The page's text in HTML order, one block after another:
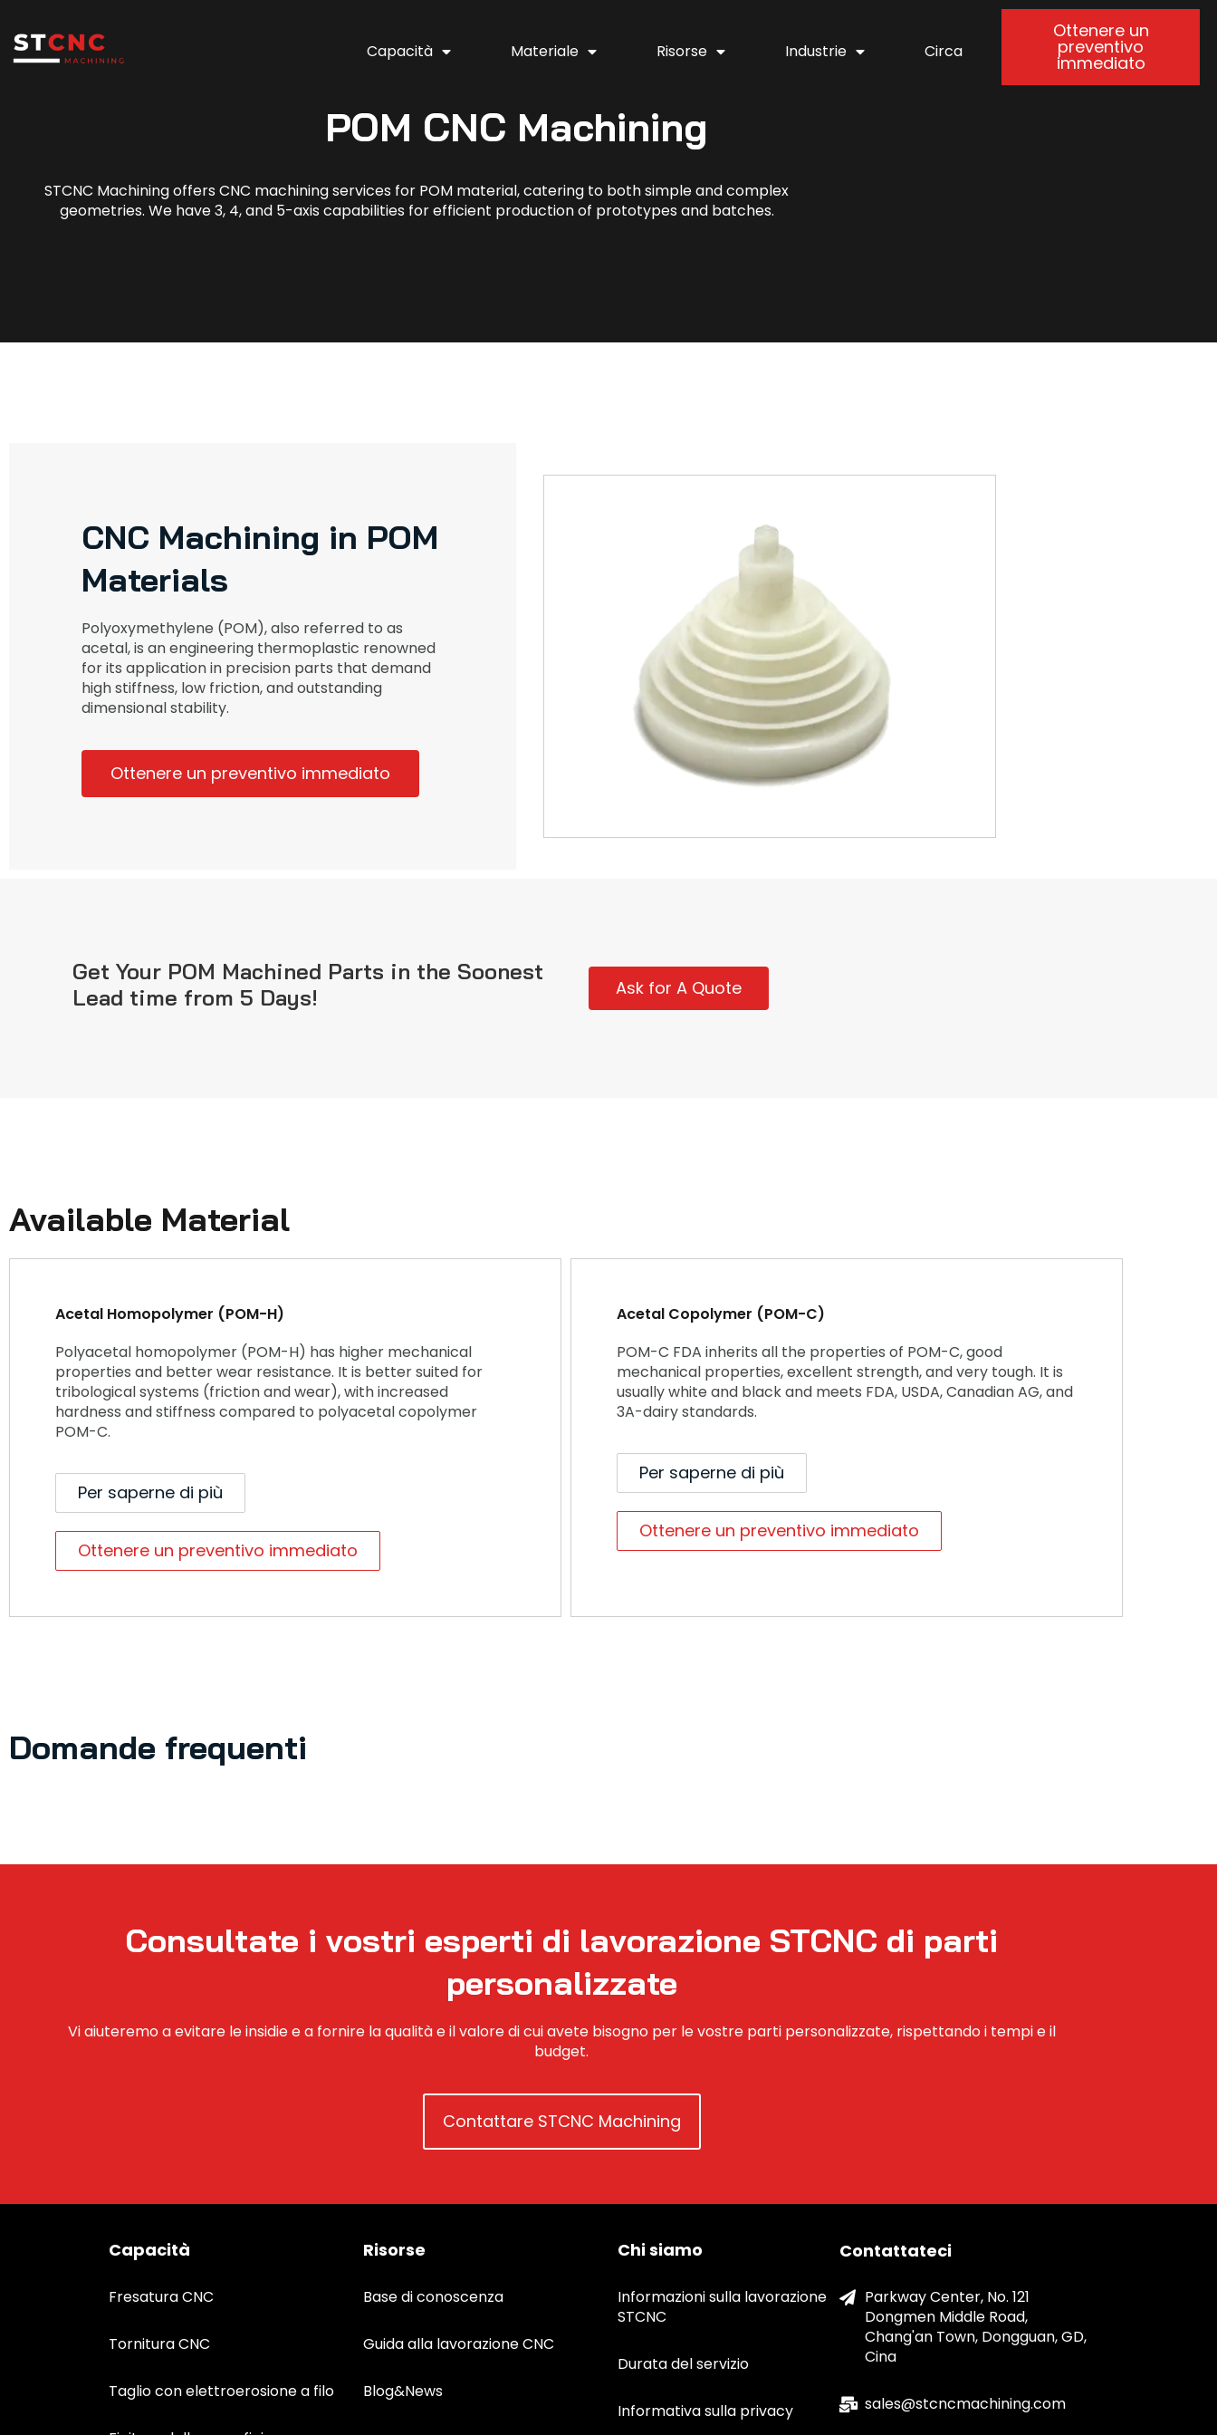
Capacità Materiale Risorse Industrie Circa
Ottenere un
preventivo
immediato
POM CNC Machining
STCNC Machining offers CNC machining services for POM material, catering to both simple and complex
geometries. We have 3, 4, and 5-axis capabilities for efficient production of prototypes and batches.
CNC Machining in POM
Materials
Polyoxymethylene (POM), also referred to as
acetal, is an engineering thermoplastic renowned
for its application in precision parts that demand
high stiffness, low friction, and outstanding
dimensional stability.
Ottenere un preventivo immediato
Get Your POM Machined Parts in the Soonest
Lead time from 5 Days!
Ask for A Quote
Available Material
Acetal Homopolymer (POM-H)
Polyacetal homopolymer (POM-H) has higher mechanical
properties and better wear resistance. It is better suited for
tribological systems (friction and wear), with increased
hardness and stiffness compared to polyacetal copolymer
POM-C.
Per saperne di più
Ottenere un preventivo immediato
Acetal Copolymer (POM-C)
POM-C FDA inherits all the properties of POM-C, good
mechanical properties, excellent strength, and very tough. It is
usually white and black and meets FDA, USDA, Canadian AG, and
3A-dairy standards.
Per saperne di più
Ottenere un preventivo immediato
Domande frequenti
Consultate i vostri esperti di lavorazione STCNC di parti
personalizzate
Vi aiuteremo a evitare le insidie e a fornire la qualità e il valore di cui avete bisogno per le vostre parti personalizzate, rispettando i tempi e il
budget.
Contattare STCNC Machining
Capacità
Fresatura CNC
Tornitura CNC
Taglio con elettroerosione a filo
Risorse
Base di conoscenza
Guida alla lavorazione CNC
Blog&News
Chi siamo
Informazioni sulla lavorazione
STCNC
Durata del servizio
Informativa sulla privacy
Contattateci
Parkway Center, No. 121
Dongmen Middle Road,
Chang'an Town, Dongguan, GD,
Cina
sales@stcncmachining.com